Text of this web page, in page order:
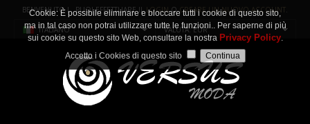
BENVENUTO ! PUOI EFFETTUARE ILLOGINOCREARE UN NUOVO ACCOUNT .
ITALIANO VALUTA: EUR
Cookie: È possibile eliminare e bloccare tutti i cookie di questo sito,
ma in tal caso non potrai utilizzare tutte le funzioni.. Per saperne di più
sui cookie su questo sito Web, consultare la nostra Privacy Policy.
Accetto i Cookies di questo sito